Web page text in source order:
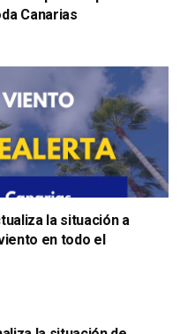
Canarias
la situación a
en todo el